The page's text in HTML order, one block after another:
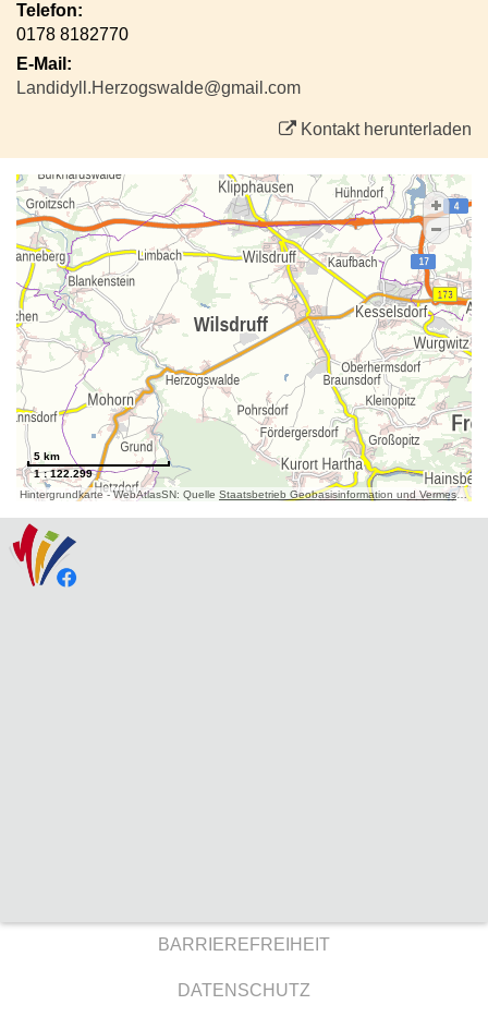
Telefon:
0178 8182770
E-Mail:
Landidyll.Herzogswalde@gmail.com
Kontakt herunterladen
Hintergrundkarte - WebAtlasSN: Quelle Staatsbetrieb Geobasisinformation und Vermessung Sachsen (GeoSN)
5 km
1 : 122.299
BARRIEREFREIHEIT
DATENSCHUTZ